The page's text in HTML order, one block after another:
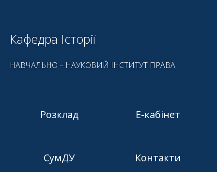
Кафедра Історії
НАВЧАЛЬНО – НАУКОВИЙ ІНСТИТУТ ПРАВА
Розклад Е-кабінет
СумДУ Контакти